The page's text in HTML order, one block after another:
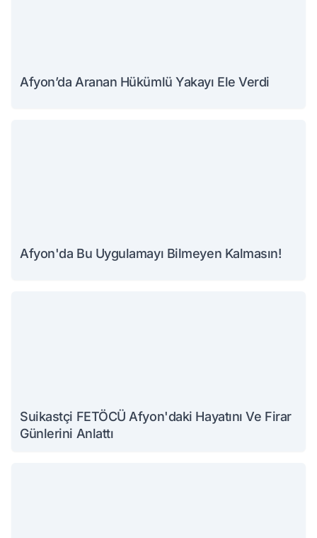
Afyon’da Aranan Hükümlü Yakayı Ele Verdi
Afyon'da Bu Uygulamayı Bilmeyen Kalmasın!
Suikastçi FETÖCÜ Afyon'daki Hayatını Ve Firar
Günlerini Anlattı